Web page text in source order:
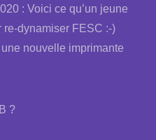
: Voici ce qu’un jeune
re-dynamiser FESC :-)
nouvelle imprimante
?